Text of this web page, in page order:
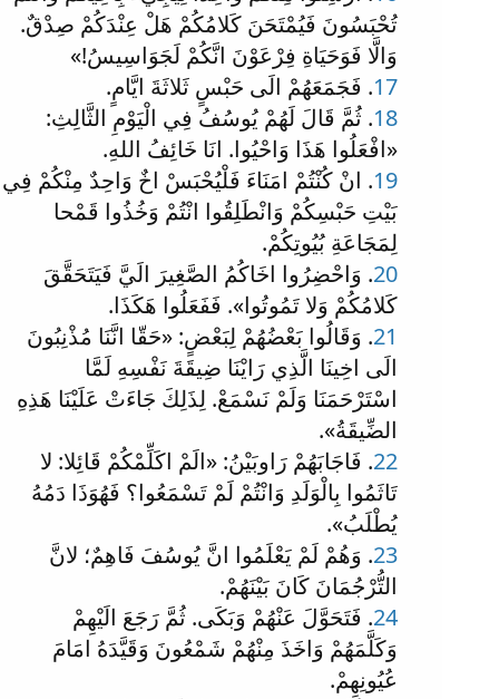
تُحْبَسُونَ فَيُمْتَحَنَ كَلامُكُمْ هَلْ عِنْدَكُمْ صِدْقٌ.
وَالَّا فَوَحَيَاةِ فِرْعَوْنَ انَّكُمْ لَجَوَاسِيسُ!»
17. فَجَمَعَهُمْ الَى حَبْسٍ ثَلاثَةَ ايَّامٍ.
18. ثُمَّ قَالَ لَهُمْ يُوسُفُ فِي الْيَوْمِ الثَّالِثِ:
«افْعَلُوا هَذَا وَاحْيُوا. انَا خَائِفُ اللهِ.
19. انْ كُنْتُمْ امَنَاءَ فَلْيُحْبَسْ اخٌ وَاحِدٌ مِنْكُمْ فِي
بَيْتِ حَبْسِكُمْ وَانْطَلِقُوا انْتُمْ وَخُذُوا قَمْحا
لِمَجَاعَةِ بُيُوتِكُمْ.
20. وَاحْضِرُوا اخَاكُمُ الصَّغِيرَ الَيَّ فَيَتَحَقَّقَ
كَلامُكُمْ وَلا تَمُوتُوا». فَفَعَلُوا هَكَذَا.
21. وَقَالُوا بَعْضُهُمْ لِبَعْضٍ: «حَقّا انَّنَا مُذْنِبُونَ
الَى اخِينَا الَّذِي رَايْنَا ضِيقَةَ نَفْسِهِ لَمَّا
اسْتَرْحَمَنَا وَلَمْ نَسْمَعْ. لِذَلِكَ جَاءَتْ عَلَيْنَا هَذِهِ
الضِّيقَةُ».
22. فَاجَابَهُمْ رَاوبَيْنُ: «الَمْ اكَلِّمْكُمْ قَائِلا: لا
تَاثَمُوا بِالْوَلَدِ وَانْتُمْ لَمْ تَسْمَعُوا؟ فَهُوَذَا دَمُهُ
يُطْلَبُ».
23. وَهُمْ لَمْ يَعْلَمُوا انَّ يُوسُفَ فَاهِمٌ؛ لانَّ
التُّرْجُمَانَ كَانَ بَيْنَهُمْ.
24. فَتَحَوَّلَ عَنْهُمْ وَبَكَى. ثُمَّ رَجَعَ الَيْهِمْ
وَكَلَّمَهُمْ وَاخَذَ مِنْهُمْ شَمْعُونَ وَقَيَّدَهُ امَامَ
عُيُونِهِمْ.